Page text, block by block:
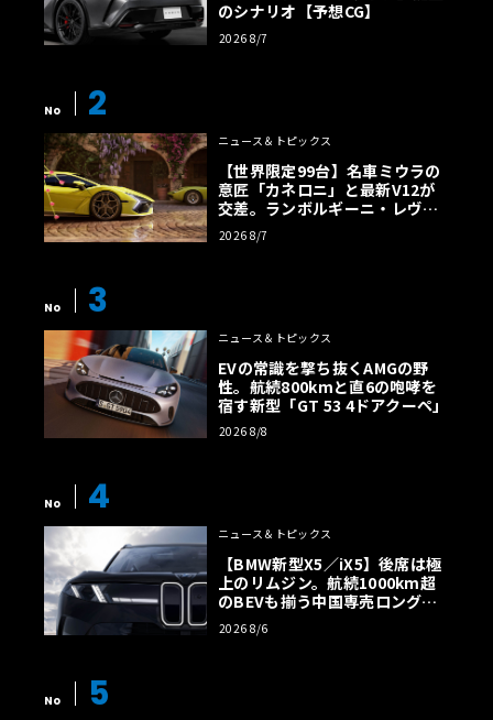
のシナリオ【予想CG】
2026 8/7
No 2
ニュース＆トピックス
【世界限定99台】名車ミウラの
意匠「カネロニ」と最新V12が
交差。ランボルギーニ・レヴエ
ルトに60周年記念車が登場
2026 8/7
No 3
ニュース＆トピックス
EVの常識を撃ち抜くAMGの野
性。航続800kmと直6の咆哮を
宿す新型「GT 53 4ドアクーペ」
2026 8/8
No 4
ニュース＆トピックス
【BMW新型X5／iX5】後席は極
上のリムジン。航続1000km超
のBEVも揃う中国専売ロング仕
様の全貌
2026 8/6
No 5